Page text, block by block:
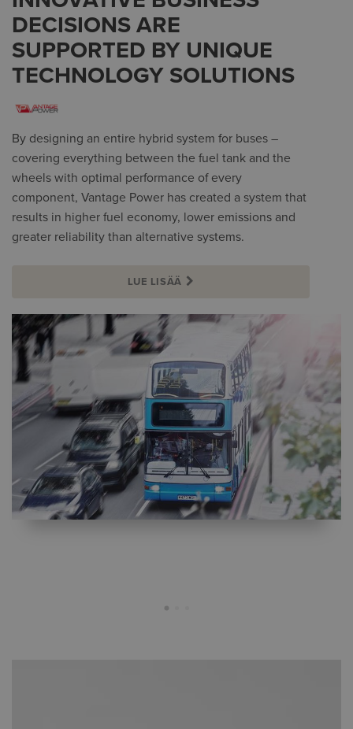
DECISIONS ARE
SUPPORTED BY UNIQUE
TECHNOLOGY SOLUTIONS
By designing an entire hybrid system for buses –
covering everything between the fuel tank and the
wheels with optimal performance of every
component, Vantage Power has created a system that
results in higher fuel economy, lower emissions and
greater reliability than alternative systems.
LUE LISÄÄ